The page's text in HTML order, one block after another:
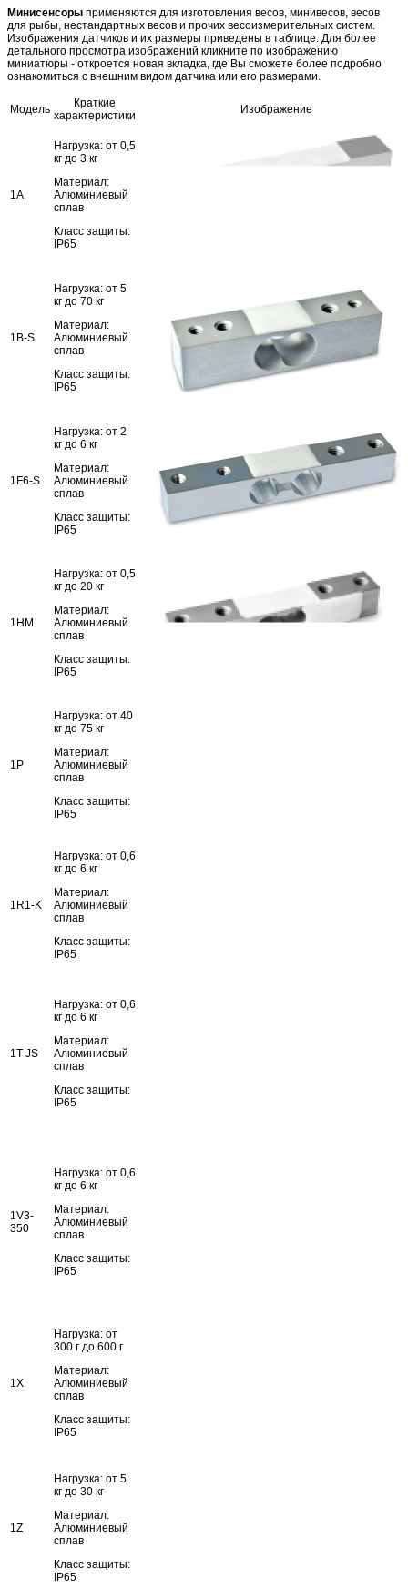
Минисенсоры применяются для изготовления весов, минивесов, весов
для рыбы, нестандартных весов и прочих весоизмерительных систем.
Изображения датчиков и их размеры приведены в таблице. Для более
детального просмотра изображений кликните по изображению
миниатюры - откроется новая вкладка, где Вы сможете более подробно
ознакомиться с внешним видом датчика или его размерами.
Модель
Краткие
характеристики
Изображение
1A
Нагрузка: от 0,5
кг до 3 кг
Материал:
Алюминиевый
сплав
Класс защиты:
IP65
1B-S
Нагрузка: от 5
кг до 70 кг
Материал:
Алюминиевый
сплав
Класс защиты:
IP65
1F6-S
Нагрузка: от 2
кг до 6 кг
Материал:
Алюминиевый
сплав
Класс защиты:
IP65
1HM
Нагрузка: от 0,5
кг до 20 кг
Материал:
Алюминиевый
сплав
Класс защиты:
IP65
1P
Нагрузка: от 40
кг до 75 кг
Материал:
Алюминиевый
сплав
Класс защиты:
IP65
1R1-K
Нагрузка: от 0,6
кг до 6 кг
Материал:
Алюминиевый
сплав
Класс защиты:
IP65
1T-JS
Нагрузка: от 0,6
кг до 6 кг
Материал:
Алюминиевый
сплав
Класс защиты:
IP65
1V3-
350
Нагрузка: от 0,6
кг до 6 кг
Материал:
Алюминиевый
сплав
Класс защиты:
IP65
1X
Нагрузка: от
300 г до 600 г
Материал:
Алюминиевый
сплав
Класс защиты:
IP65
1Z
Нагрузка: от 5
кг до 30 кг
Материал:
Алюминиевый
сплав
Класс защиты:
IP65